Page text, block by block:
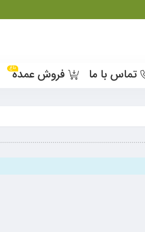
تماس با ما فروش عمدهداغ